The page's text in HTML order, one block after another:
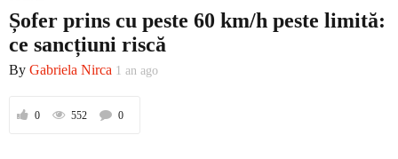
Șofer prins cu peste 60 km/h peste limită:
ce sancțiuni riscă
By Gabriela Nirca 1 an ago
0 552 0